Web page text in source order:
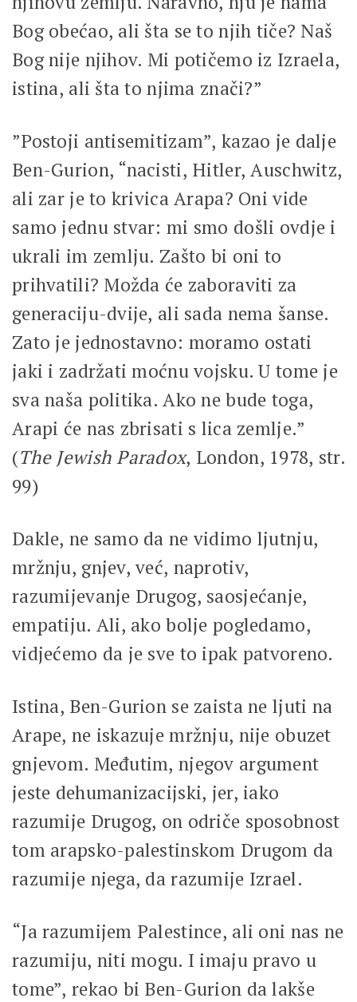
Bog obećao, ali šta se to njih tiče? Naš
Bog nije njihov. Mi potičemo iz Izraela,
istina, ali šta to njima znači?”
”Postoji antisemitizam”, kazao je dalje
Ben-Gurion, “nacisti, Hitler, Auschwitz,
ali zar je to krivica Arapa? Oni vide
samo jednu stvar: mi smo došli ovdje i
ukrali im zemlju. Zašto bi oni to
prihvatili? Možda će zaboraviti za
generaciju-dvije, ali sada nema šanse.
Zato je jednostavno: moramo ostati
jaki i zadržati moćnu vojsku. U tome je
sva naša politika. Ako ne bude toga,
Arapi će nas zbrisati s lica zemlje.”
(The Jewish Paradox, London, 1978, str.
99)
Dakle, ne samo da ne vidimo ljutnju,
mržnju, gnjev, već, naprotiv,
razumijevanje Drugog, saosjećanje,
empatiju. Ali, ako bolje pogledamo,
vidjećemo da je sve to ipak patvoreno.
Istina, Ben-Gurion se zaista ne ljuti na
Arape, ne iskazuje mržnju, nije obuzet
gnjevom. Međutim, njegov argument
jeste dehumanizacijski, jer, iako
razumije Drugog, on odriče sposobnost
tom arapsko-palestinskom Drugom da
razumije njega, da razumije Izrael.
“Ja razumijem Palestince, ali oni nas ne
razumiju, niti mogu. I imaju pravo u
tome”, rekao bi Ben-Gurion da lakše